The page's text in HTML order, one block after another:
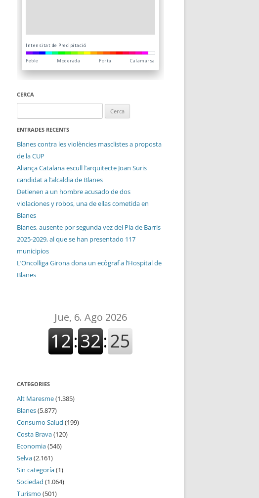
CERCA
ENTRADES RECENTS
Blanes contra les violències masclistes a proposta
de la CUP
Aliança Catalana escull l’arquitecte Joan Suris
candidat a l’alcaldia de Blanes
Detienen a un hombre acusado de dos
violaciones y robos, una de ellas cometida en
Blanes
Blanes, ausente por segunda vez del Pla de Barris
2025-2029, al que se han presentado 117
municipios
L’Oncolliga Girona dona un ecògraf a l’Hospital de
Blanes
CATEGORIES
Alt Maresme(1.385)
Blanes(5.877)
Consumo Salud (199)
Costa Brava(120)
Economia(546)
Selva(2.161)
Sin categoría(1)
Sociedad (1.064)
Turismo (501)